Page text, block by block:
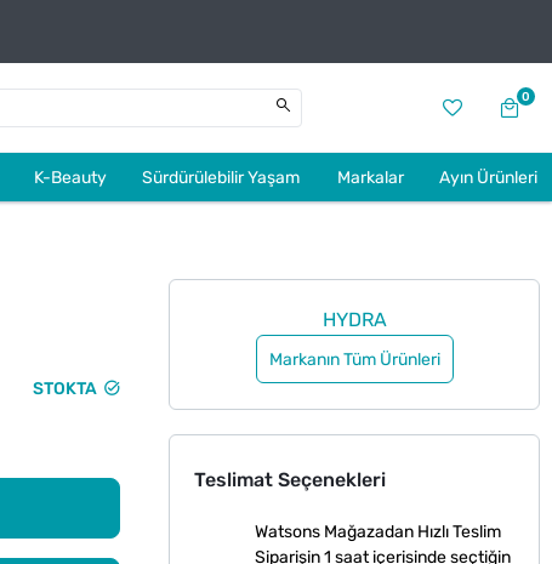
0
K-Beauty Sürdürülebilir Yaşam Markalar Ayın Ürünleri
STOKTA
HYDRA
Markanın Tüm Ürünleri
Teslimat Seçenekleri
Watsons Mağazadan Hızlı Teslim
Siparişin 1 saat içerisinde seçtiğin